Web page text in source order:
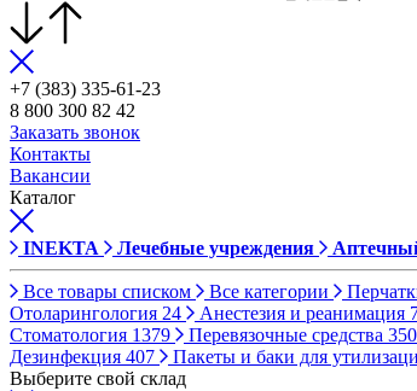
+7 (383) 335-61-23
8 800 300 82 42
Заказать звонок
Контакты
Вакансии
Каталог
INEKTA Лечебные учреждения
Все товары списком Все категории
Отоларингология 24 Анестезия и реанимация
Стоматология 1379 Перевязочные средства 350
Дезинфекция 407 Пакеты и баки для
Выберите свой склад